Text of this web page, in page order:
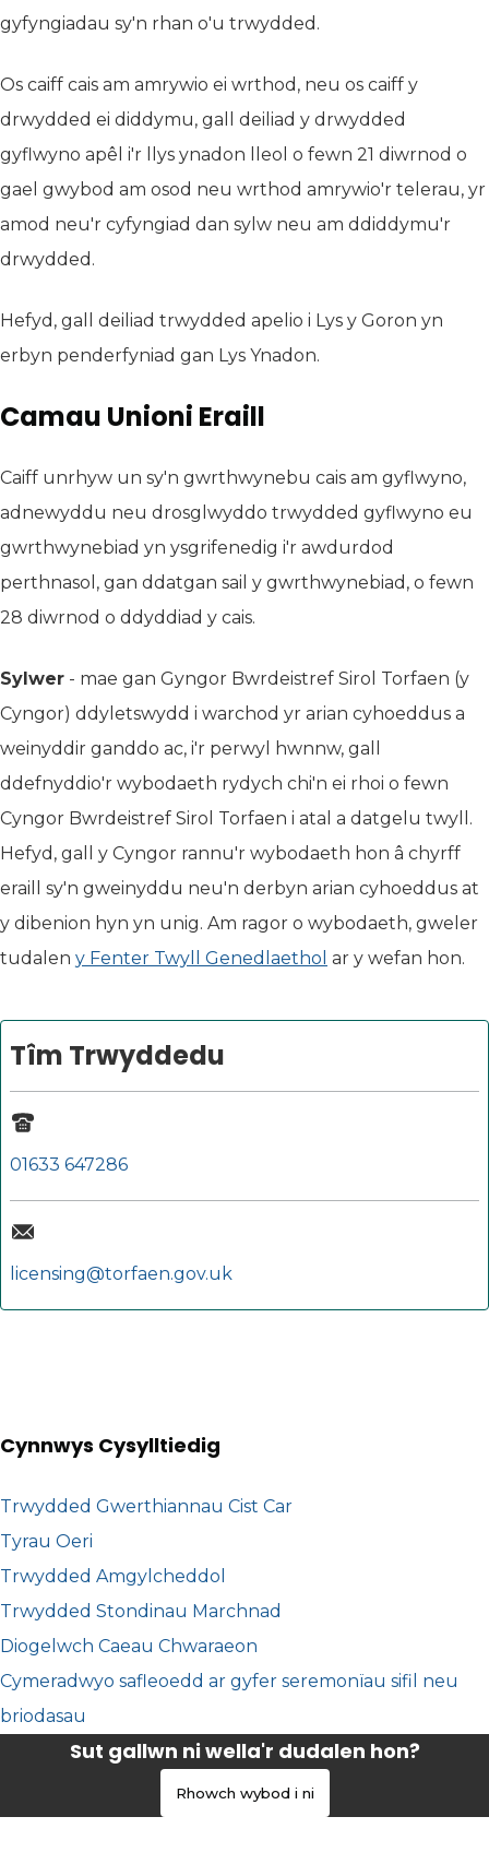
gyfyngiadau sy'n rhan o'u trwydded.
Os caiff cais am amrywio ei wrthod, neu os caiff y
drwydded ei diddymu, gall deiliad y drwydded
gyflwyno apêl i'r llys ynadon lleol o fewn 21 diwrnod o
gael gwybod am osod neu wrthod amrywio'r telerau, yr
amod neu'r cyfyngiad dan sylw neu am ddiddymu'r
drwydded.
Hefyd, gall deiliad trwydded apelio i Lys y Goron yn
erbyn penderfyniad gan Lys Ynadon.
Camau Unioni Eraill
Caiff unrhyw un sy'n gwrthwynebu cais am gyflwyno,
adnewyddu neu drosglwyddo trwydded gyflwyno eu
gwrthwynebiad yn ysgrifenedig i'r awdurdod
perthnasol, gan ddatgan sail y gwrthwynebiad, o fewn
28 diwrnod o ddyddiad y cais.
Sylwer - mae gan Gyngor Bwrdeistref Sirol Torfaen (y
Cyngor) ddyletswydd i warchod yr arian cyhoeddus a
weinyddir ganddo ac, i'r perwyl hwnnw, gall
ddefnyddio'r wybodaeth rydych chi'n ei rhoi o fewn
Cyngor Bwrdeistref Sirol Torfaen i atal a datgelu twyll.
Hefyd, gall y Cyngor rannu'r wybodaeth hon â chyrff
eraill sy'n gweinyddu neu'n derbyn arian cyhoeddus at
y dibenion hyn yn unig. Am ragor o wybodaeth, gweler
tudalen y Fenter Twyll Genedlaethol ar y wefan hon.
Tîm Trwyddedu
01633 647286
licensing@torfaen.gov.uk
Cynnwys Cysylltiedig
Trwydded Gwerthiannau Cist Car
Tyrau Oeri
Trwydded Amgylcheddol
Trwydded Stondinau Marchnad
Diogelwch Caeau Chwaraeon
Cymeradwyo safleoedd ar gyfer seremonïau sifil neu
briodasau
Sut gallwn ni wella'r dudalen hon?
Rhowch wybod i ni